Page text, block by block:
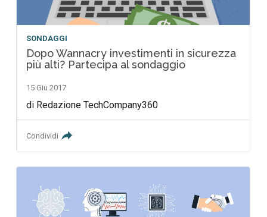
SONDAGGI
Dopo Wannacry investimenti in sicurezza
più alti? Partecipa al sondaggio
15 Giu 2017
di Redazione TechCompany360
Condividi